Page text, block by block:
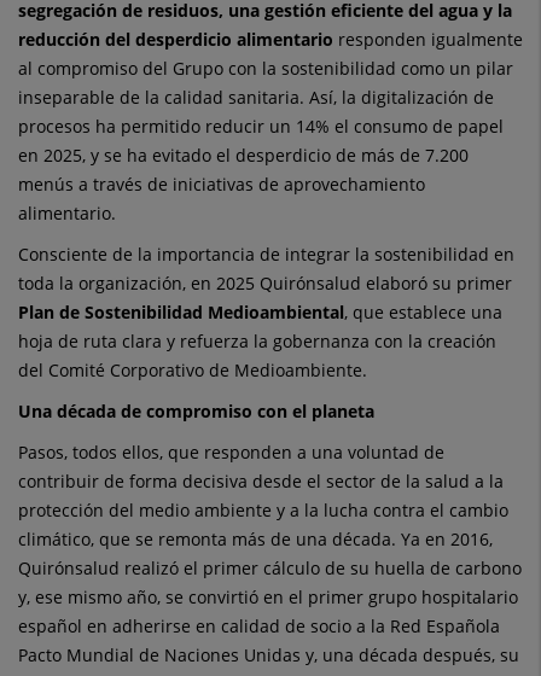
segregación de residuos, una gestión eficiente del agua y la
reducción del desperdicio alimentario responden igualmente
al compromiso del Grupo con la sostenibilidad como un pilar
inseparable de la calidad sanitaria. Así, la digitalización de
procesos ha permitido reducir un 14% el consumo de papel
en 2025, y se ha evitado el desperdicio de más de 7.200
menús a través de iniciativas de aprovechamiento
alimentario.
Consciente de la importancia de integrar la sostenibilidad en
toda la organización, en 2025 Quirónsalud elaboró su primer
Plan de Sostenibilidad Medioambiental, que establece una
hoja de ruta clara y refuerza la gobernanza con la creación
del Comité Corporativo de Medioambiente.
Una década de compromiso con el planeta
Pasos, todos ellos, que responden a una voluntad de
contribuir de forma decisiva desde el sector de la salud a la
protección del medio ambiente y a la lucha contra el cambio
climático, que se remonta más de una década. Ya en 2016,
Quirónsalud realizó el primer cálculo de su huella de carbono
y, ese mismo año, se convirtió en el primer grupo hospitalario
español en adherirse en calidad de socio a la Red Española
Pacto Mundial de Naciones Unidas y, una década después, su